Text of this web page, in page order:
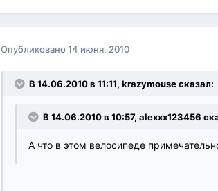
Опубликовано14 июня, 2010
В 14.06.2010 в 11:11, krazymouse сказал:
В 14.06.2010 в 10:57, alexxx123456
А что в этом велосипеде